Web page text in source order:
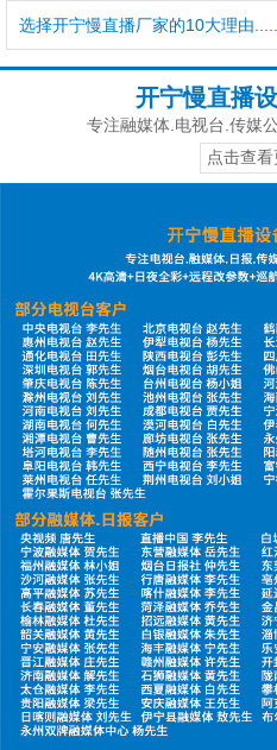
选择开宁慢直播厂家的10大理由......
开宁慢直播
专注融媒体.电视台.传媒
点击查